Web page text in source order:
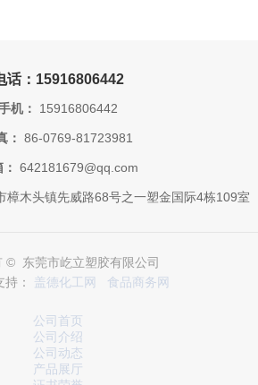
话：15916806442
机： 15916806442
： 86-0769-81723981
642181679@qq.com
樟木头镇先威路68号之一塑金国际4栋109室
© 东莞市屹立塑胶有限公司
持： 盖德化工网 食品商务网
公司首页
公司介绍
公司动态
产品展厅